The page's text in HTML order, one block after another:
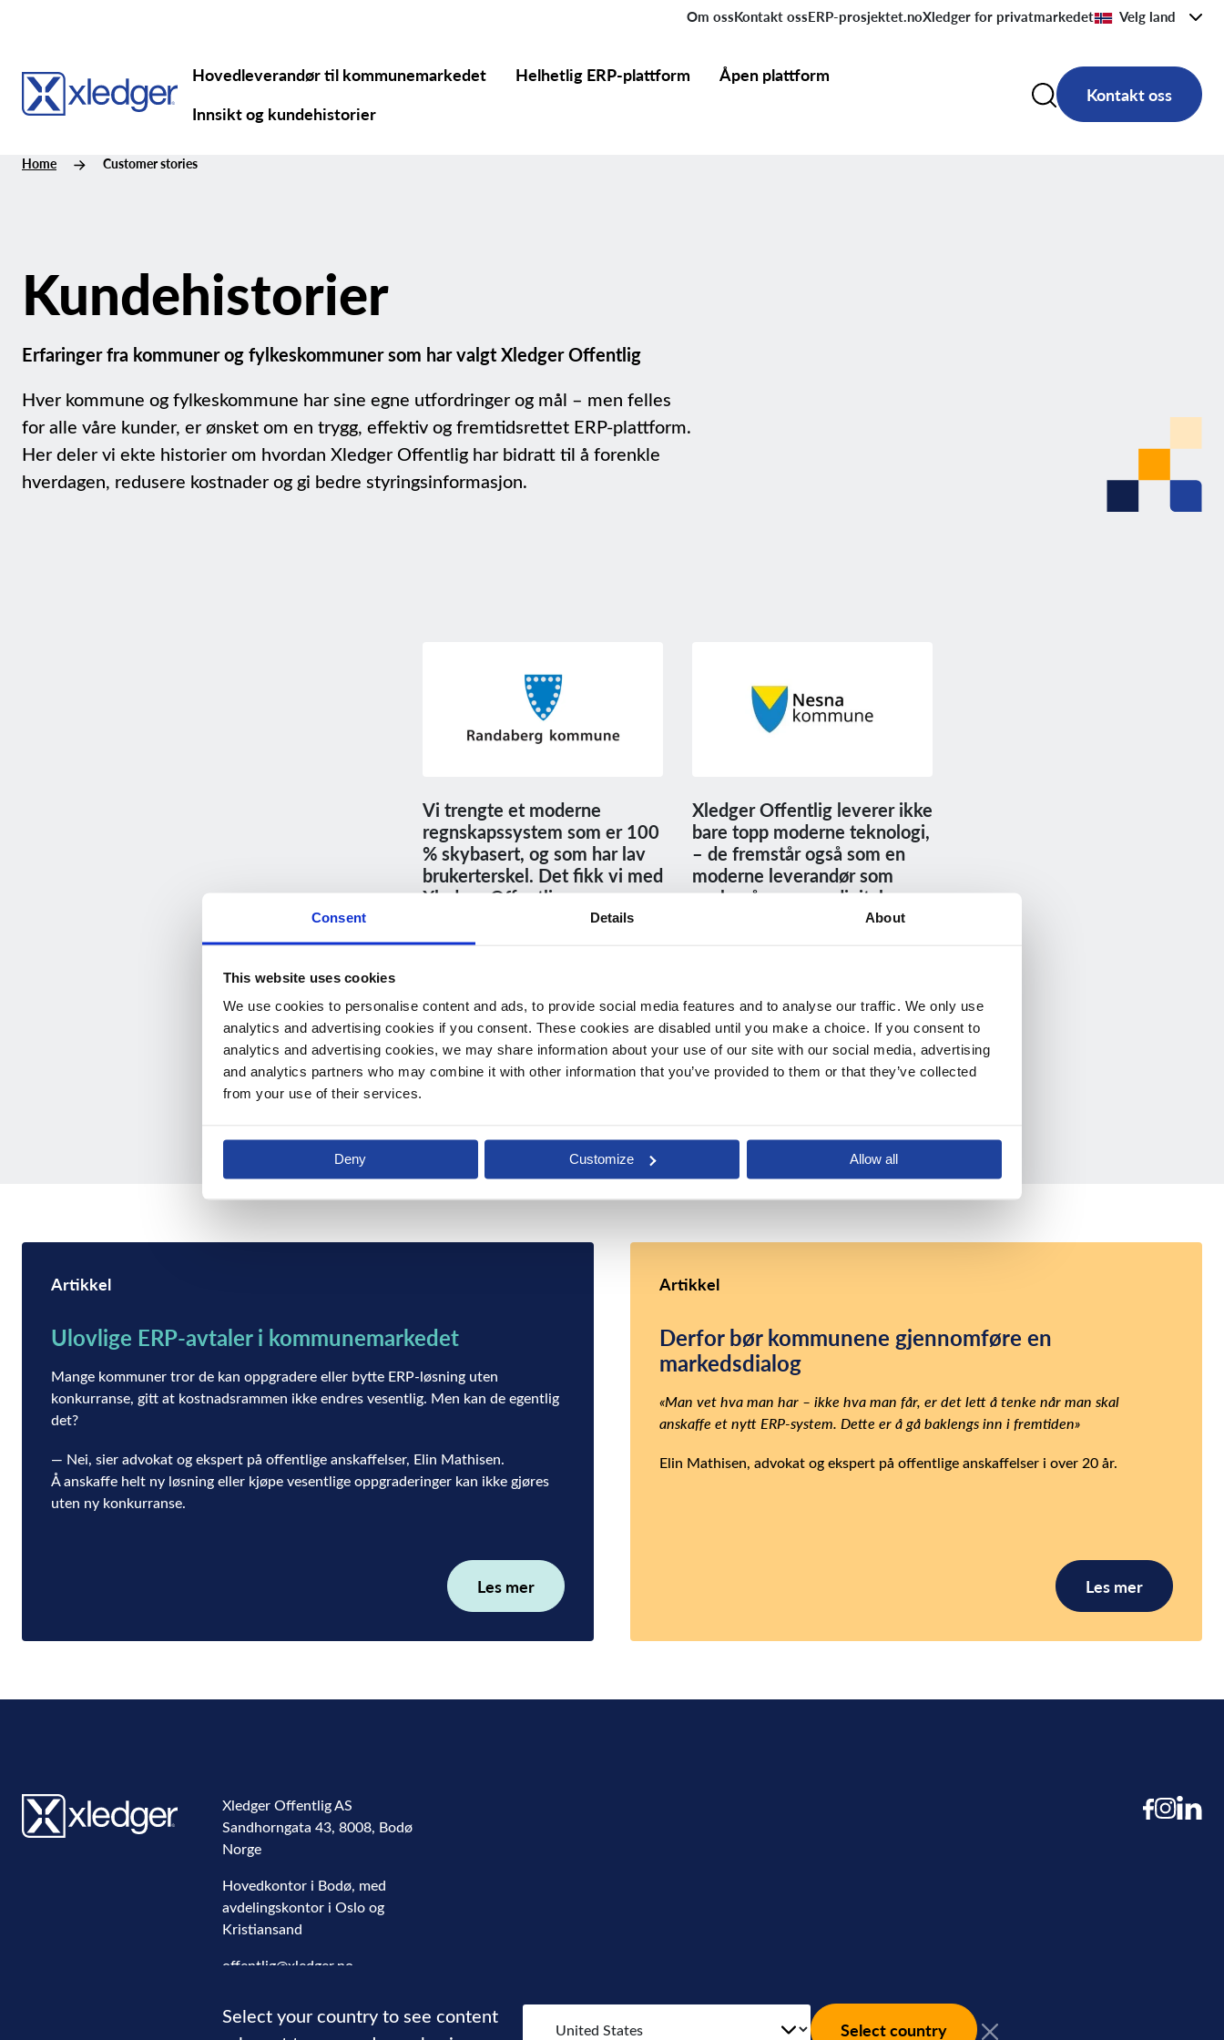
Consent Details About
This website uses cookies
We use cookies to personalise content and ads, to provide social media features and to analyse our traffic. We only use
analytics and advertising cookies if you consent. These cookies are disabled until you make a choice. If you consent to
analytics and advertising cookies, we may share information about your use of our site with our social media, advertising
and analytics partners who may combine it with other information that you’ve provided to them or that they’ve collected
from your use of their services.
Deny Customize Allow all
Select your country to see content
Select country
Om ossKontakt ossERP-prosjektet.noXledger for privatmarkedet Velg land
Hovedleverandør til kommunemarkedet Helhetlig ERP-plattform
Åpen plattform
Innsikt og kundehistorier
Kontakt oss
Home Customer stories
Kundehistorier
Erfaringer fra kommuner og fylkeskommuner som har valgt Xledger Offentlig
Hver kommune og fylkeskommune har sine egne utfordringer og mål – men felles
for alle våre kunder, er ønsket om en trygg, effektiv og fremtidsrettet ERP-plattform.
Her deler vi ekte historier om hvordan Xledger Offentlig har bidratt til å forenkle
hverdagen, redusere kostnader og gi bedre styringsinformasjon.
Vi trengte et moderne
regnskapssystem som er 100
% skybasert, og som har lav
brukerterskel. Det fikk vi med
Xledger Offentlig.
Les kundehistorie
Xledger Offentlig leverer ikke
bare topp moderne teknologi,
– de fremstår også som en
moderne leverandør som
ønsker å være en digital
Økonomirådgiver
Nesna kommune
Les kundehistorie
Artikkel
Ulovlige ERP-avtaler i kommunemarkedet
Mange kommuner tror de kan oppgradere eller bytte ERP-løsning uten
konkurranse, gitt at kostnadsrammen ikke endres vesentlig. Men kan de egentlig
det?
— Nei, sier advokat og ekspert på offentlige anskaffelser, Elin Mathisen.
Å anskaffe helt ny løsning eller kjøpe vesentlige oppgraderinger kan ikke gjøres
uten ny konkurranse.
Les mer
Artikkel
Derfor bør kommunene gjennomføre en
markedsdialog
«Man vet hva man har – ikke hva man får, er det lett å tenke når man skal
anskaffe et nytt ERP-system. Dette er å gå baklengs inn i fremtiden»
Elin Mathisen, advokat og ekspert på offentlige anskaffelser i over 20 år.
Les mer
Xledger Offentlig AS
Sandhorngata 43, 8008, Bodø
Norge
Hovedkontor i Bodø, med
avdelingskontor i Oslo og
Kristiansand
offentlig@xledger.no